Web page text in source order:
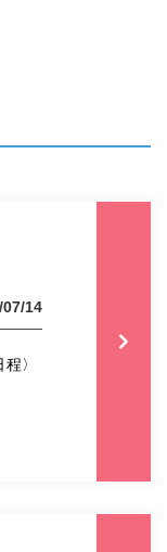
14
〉